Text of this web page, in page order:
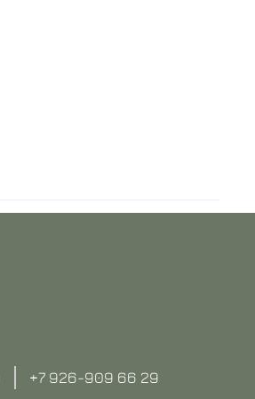
+7 926-909 66 29